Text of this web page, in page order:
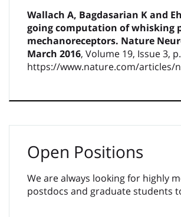
Wallach A, Bagdasarian K and
going computation of whisking
mechanoreceptors. Nature
March 2016, Volume 19, Issue 3,
https://www.nature.com/articles/
Open Positions
We arealways looking for highly
postdocs and graduate students